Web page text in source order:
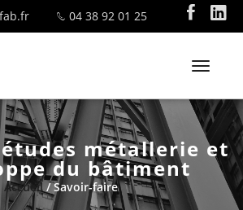
04 38 92 01 25
T
g
g
métallerie et
du bâtiment
Accueil/ Savoir-faire